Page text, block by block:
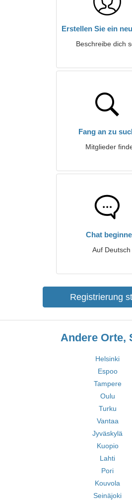
Erstellen Sie ein
Beschreibe dich
Fang an zu
Mitglieder
Chat
Auf Deutsch
Registrierung
Andere Orte,
Helsinki
Espoo
Tampere
Oulu
Turku
Vantaa
Jyväskylä
Kuopio
Lahti
Pori
Kouvola
Seinäjoki